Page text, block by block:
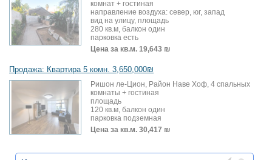
комнат + гостиная
направление воздуха: север, юг, запад
вид на улицу, площадь
280 кв.м, балкон один
парковка есть
Цена за кв.м. 19,643 ₪
Продажа: Квартира 5 комн. 3,650,000₪
Ришон ле-Цион, Район Наве Хоф, 4 спальных
комнаты + гостиная
площадь
120 кв.м, балкон один
парковка подземная
Цена за кв.м. 30,417 ₪